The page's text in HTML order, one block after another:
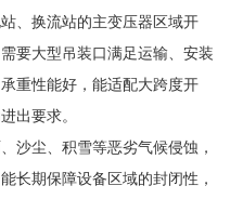
、换流站的主变压器区域开
要大型吊装口满足运输、安装
重性能好，能适配大跨度开
出要求。
沙尘、积雪等恶劣气候侵蚀，
长期保障设备区域的封闭性，